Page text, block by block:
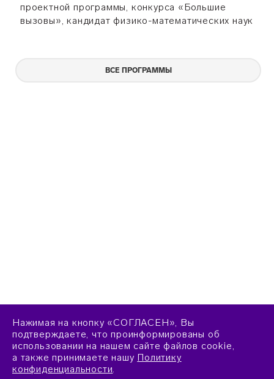
проектной программы, конкурса «Большие
вызовы», кандидат физико-математических наук
ВСЕ ПРОГРАММЫ
Нажимая на кнопку «СОГЛАСЕН», Вы
подтверждаете, что проинформированы об
использовании на нашем сайте файлов cookie,
а также принимаете нашу Политику
конфиденциальности.